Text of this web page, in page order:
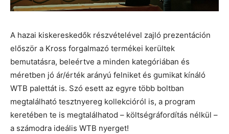
A hazai kiskereskedők részvételével zajló prezentáción
először a Kross forgalmazó termékei kerültek
bemutatásra, beleértve a minden kategóriában és
méretben jó ár/érték arányú felniket és gumikat kínáló
WTB palettát is. Szó esett az egyre több boltban
megtalálható tesztnyereg kollekcióról is, a program
keretében te is megtalálhatod – költségráfordítás nélkül –
a számodra ideális WTB nyerget!